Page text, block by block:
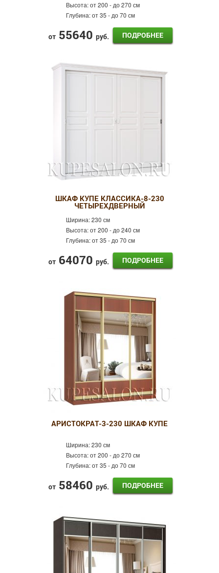
Высота:от 200 - до 270 см
Глубина:от 35 - до 70 см
от 55640 руб. ПОДРОБНЕЕ
ШКАФ КУПЕ КЛАССИКА-8-230
ЧЕТЫРЕХДВЕРНЫЙ
Ширина:230 см
Высота:от 200 - до 240 см
Глубина:от 35 - до 70 см
от 64070 руб. ПОДРОБНЕЕ
АРИСТОКРАТ-3-230 ШКАФ КУПЕ
Ширина:230 см
Высота:от 200 - до 270 см
Глубина:от 35 - до 70 см
от 58460 руб. ПОДРОБНЕЕ